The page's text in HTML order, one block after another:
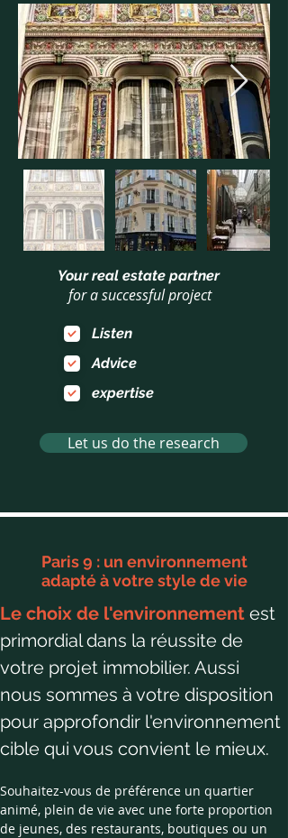
Your real estate partner
for a successful project
Listen
Advice
expertise
Let us do the research
Paris 9 : un environnement
adapté à votre style de vie
Le choix de l'environnement est
primordial dans la réussite de
votre projet immobilier. Aussi
nous sommes à votre disposition
pour approfondir l'environnement
cible qui vous convient le mieux.​
​Souhaitez-vous de préférence un quartier
animé, plein de vie avec une forte proportion
de jeunes, des restaurants, boutiques ou un